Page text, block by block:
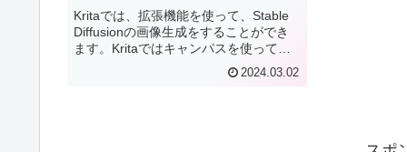
generation with Krita AI
Diffusion 1
Kritaでは、拡張機能を使って、Stable
Diffusionの画像生成をすることができ
ます。Kritaではキャンパスを使って、
確認しながら、編集をして、画像生成
ができるので、自由なレイアウトでの
2024.03.02